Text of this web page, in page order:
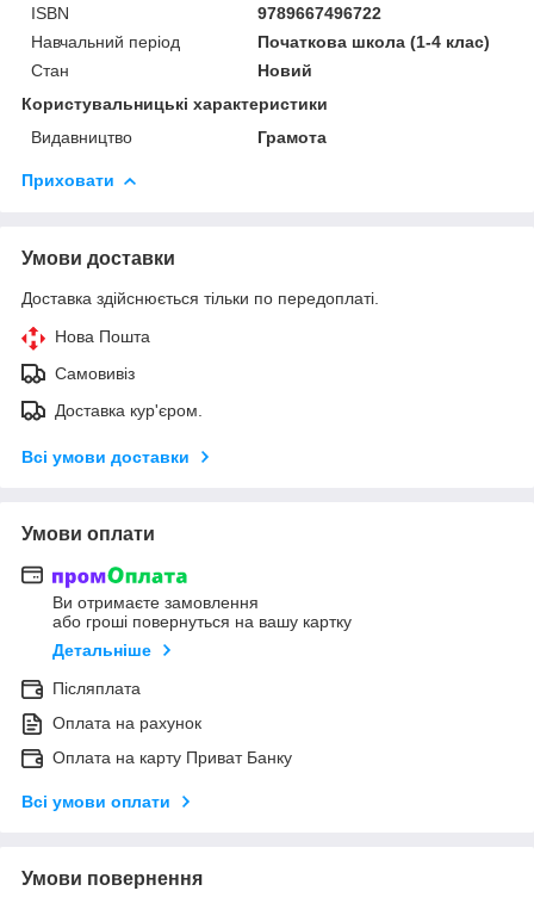
ISBN
9789667496722
Навчальний період
Початкова школа (1-4 клас)
Стан
Новий
Користувальницькі характеристики
Видавництво
Грамота
Приховати
Умови доставки
Доставка здійснюється тільки по передоплаті.
Нова Пошта
Самовивіз
Доставка кур'єром.
Всі умови доставки
Умови оплати
Ви отримаєте замовлення
або гроші повернуться на вашу картку
Детальніше
Післяплата
Оплата на рахунок
Оплата на карту Приват Банку
Всі умови оплати
Умови повернення